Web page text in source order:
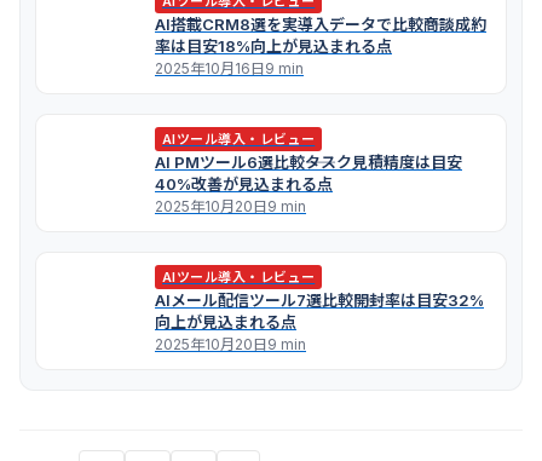
AI搭載CRM8選を実導入データで比較――商談成約
率は目安18%向上が見込まれる点
2025年10月16日9 min
AIツール導入・レビュー
AI PMツール6選比較――タスク見積精度は目安
40%改善が見込まれる点
2025年10月20日9 min
AIツール導入・レビュー
AIメール配信ツール7選比較――開封率は目安32%
向上が見込まれる点
2025年10月20日9 min